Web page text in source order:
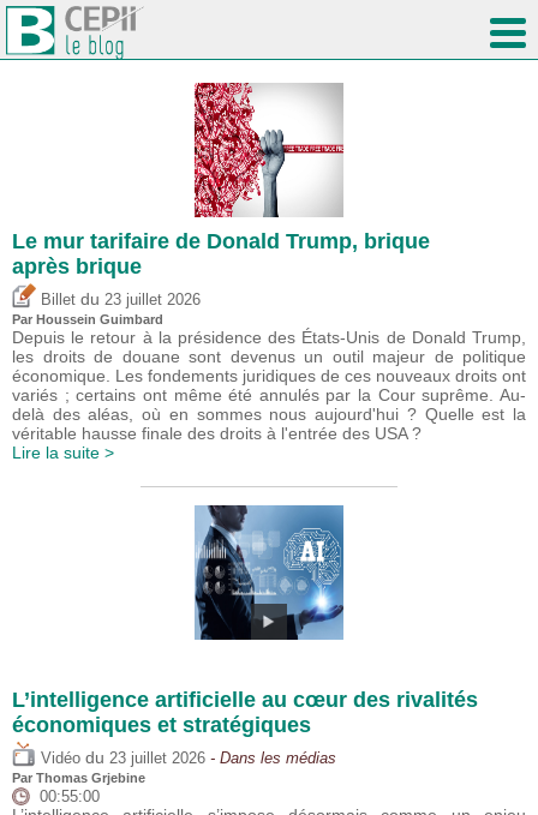
Le mur tarifaire de Donald Trump, brique
après brique
Billet du 23 juillet 2026
Par Houssein Guimbard
Depuis le retour à la présidence des États-Unis de Donald Trump,
les droits de douane sont devenus un outil majeur de politique
économique. Les fondements juridiques de ces nouveaux droits ont
variés ; certains ont même été annulés par la Cour suprême. Au-
delà des aléas, où en sommes nous aujourd'hui ? Quelle est la
véritable hausse finale des droits à l'entrée des USA ?
Lire la suite >
L’intelligence artificielle au cœur des rivalités
économiques et stratégiques
Vidéo du 23 juillet 2026 - Dans les médias
Par Thomas Grjebine
00:55:00